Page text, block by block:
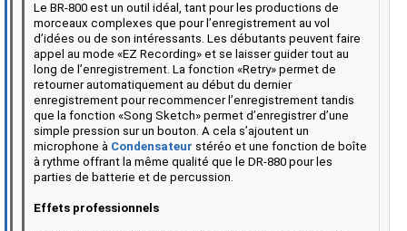
Le BR-800 est un outil idéal, tant pour les productions de
morceaux complexes que pour l’enregistrement au vol
d’idées ou de son intéressants. Les débutants peuvent faire
appel au mode «EZ Recording» et se laisser guider tout au
long de l’enregistrement. La fonction «Retry» permet de
retourner automatiquement au début du dernier
enregistrement pour recommencer l’enregistrement tandis
que la fonction «Song Sketch» permet d’enregistrer d’une
simple pression sur un bouton. A cela s’ajoutent un
microphone à Condensateur stéréo et une fonction de boîte
à rythme offrant la même qualité que le DR-880 pour les
parties de batterie et de percussion.
Effets professionnels